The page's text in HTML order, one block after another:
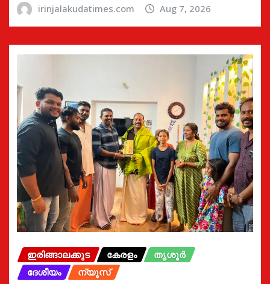
irinjalakudatimes.com Aug 7, 2026
ഇരിങ്ങാലക്കുട കേരളം
തൃശൂർ
ദേശീയം
ന്യൂസ്